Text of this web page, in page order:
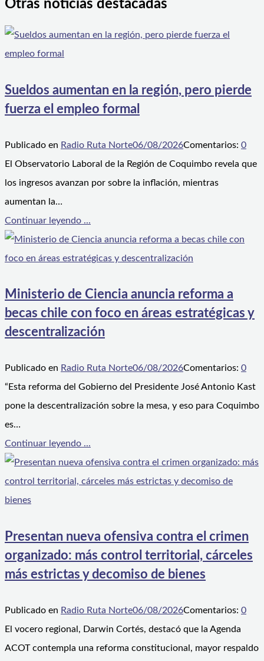
Otras noticias destacadas
Sueldos aumentan en la región, pero pierde
fuerza el empleo formal
Publicado en Radio Ruta Norte06/08/2026Comentarios: 0
El Observatorio Laboral de la Región de Coquimbo revela que
los ingresos avanzan por sobre la inflación, mientras
aumentan la…
Continuar leyendo ...
Ministerio de Ciencia anuncia reforma a
becas chile con foco en áreas estratégicas y
descentralización
Publicado en Radio Ruta Norte06/08/2026Comentarios: 0
“Esta reforma del Gobierno del Presidente José Antonio Kast
pone la descentralización sobre la mesa, y eso para Coquimbo
es…
Continuar leyendo ...
Presentan nueva ofensiva contra el crimen
organizado: más control territorial, cárceles
más estrictas y decomiso de bienes
Publicado en Radio Ruta Norte06/08/2026Comentarios: 0
El vocero regional, Darwin Cortés, destacó que la Agenda
ACOT contempla una reforma constitucional, mayor respaldo